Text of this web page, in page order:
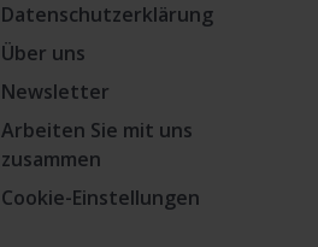
Datenschutzerklärung
Über uns
Newsletter
Arbeiten Sie mit uns
zusammen
Cookie-Einstellungen